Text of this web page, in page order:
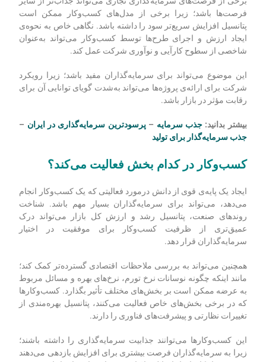
می‌توانند فراتر از سرمایه‌ها بوده و با افراد باهوش دیگری ملاقات
کنند که به رشد شرکت شما بی‌انجامد.
یک کسب‌وکار چگونه برای سهامداران ارزش
برخی از فرصت‌های سرمایه‌گذاری تجاری می‌تواند جذاب‌تر از سایر
فرصت‌ها باشد؛ زیرا برخی از مدل‌های کسب‌وکار ممکن است
ایجاد ارزش و اجرای طرح‌ها توسط کسب‌وکار می‌تواند به‌عنوان
شاخصی از سطوح کارآیی و نوآوری شرکت عمل کند.
این موضوع می‌تواند برای سرمایه‌گذاران مفید باشد؛ زیرا رویکرد
رقابت مؤثر در بازار باشد.
بیشتر بدانید:جذب سرمایه – پرسودترین سرمایه‌گذاری در ایران –
جذب سرمایه‌گذار برای تولید
ایجاد یک پایه‌ی قوی از دانش درمورد فعالیتی که یک کسب‌وکار انجام
می‌دهد، می‌تواند برای سرمایه‌گذاران بسیار مهم باشد.شناخت
روندهای صنعت، پتانسیل رشد و ارزش کل بازار می‌تواند درک
عمیقتری از ظرفیت کسب‌وکار برای موفقیت در اختیار
همچنین می‌تواند به بررسی ملاحظات اقتصادی گسترده‌تر کمک کند؛